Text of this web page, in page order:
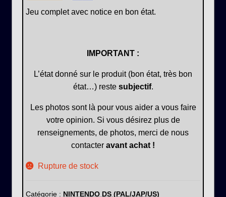
Jeu complet avec notice en bon état.
IMPORTANT :
L’état donné sur le produit (bon état, très bon
état…) reste subjectif.
Les photos sont là pour vous aider a vous faire
votre opinion. Si vous désirez plus de
renseignements, de photos, merci de nous
contacter avant achat !
Rupture de stock
Catégorie : NINTENDO DS (PAL/JAP/US)